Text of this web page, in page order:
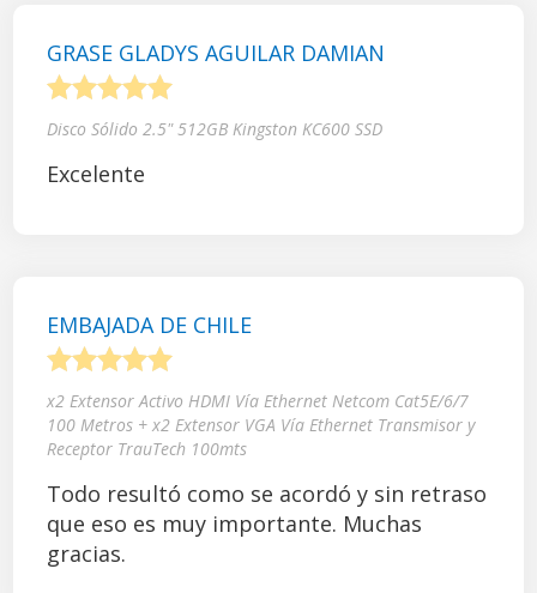
GRASE GLADYS AGUILAR DAMIAN
Disco Sólido 2.5" 512GB Kingston KC600 SSD
Excelente
EMBAJADA DE CHILE
x2 Extensor Activo HDMI Vía Ethernet Netcom Cat5E/6/7
100 Metros + x2 Extensor VGA Vía Ethernet Transmisor y
Receptor TrauTech 100mts
Todo resultó como se acordó y sin retraso
que eso es muy importante. Muchas
gracias.